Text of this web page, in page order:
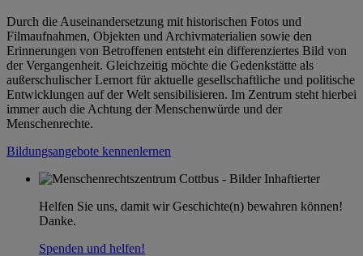
Durch die Auseinandersetzung mit historischen Fotos und
Filmaufnahmen, Objekten und Archivmaterialien sowie den
Erinnerungen von Betroffenen entsteht ein differenziertes Bild von
der Vergangenheit. Gleichzeitig möchte die Gedenkstätte als
außerschulischer Lernort für aktuelle gesellschaftliche und politische
Entwicklungen auf der Welt sensibilisieren. Im Zentrum steht hierbei
immer auch die Achtung der Menschenwürde und der
Menschenrechte.
Bildungsangebote kennenlernen
Helfen Sie uns, damit wir Geschichte(n) bewahren können!
Danke.
Spenden und helfen!